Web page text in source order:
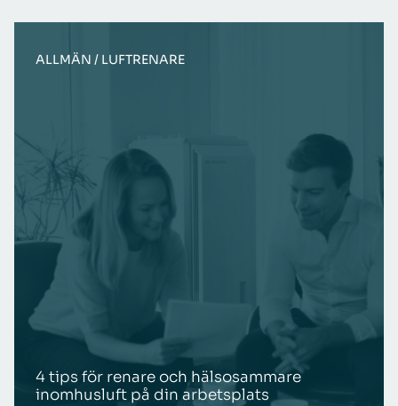
ALLMÄN / LUFTRENARE
4 tips för renare och hälsosammare
inomhusluft på din arbetsplats